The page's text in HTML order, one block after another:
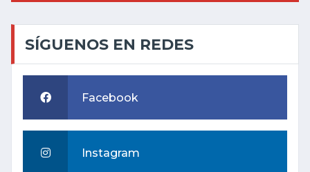
SÍGUENOS EN REDES
Facebook
Instagram